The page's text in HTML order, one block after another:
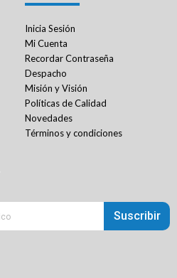
Inicia Sesión
Mi Cuenta
Recordar Contraseña
Despacho
Misión y Visión
Políticas de Calidad
Novedades
Términos y condiciones
Suscribir